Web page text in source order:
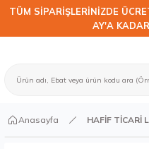
TÜM SİPARİŞLERİNİZDE
AY'A
Anasayfa HAFİF TİCARİ